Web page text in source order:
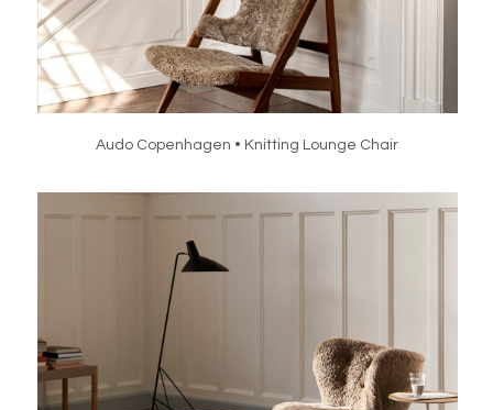
Audo Copenhagen • Knitting Lounge Chair